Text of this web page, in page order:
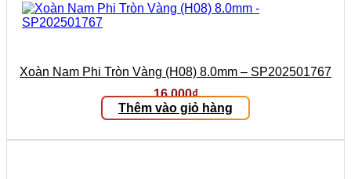
Xoàn Nam Phi Tròn Vàng (H08) 8.0mm – SP202501767
16.000₫
Thêm vào giỏ hàng